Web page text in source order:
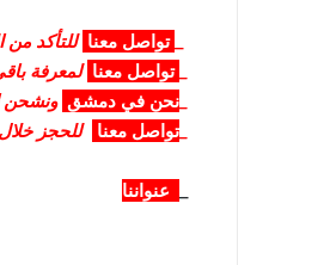
تواصل معنا للتأكد من
تواصل معنا لمعرفة
نحن في دمشق ونشحن
تواصل معنا للحجز
عنواننا